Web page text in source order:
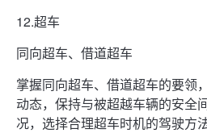
12.超车
同向超车、借道超车
掌握同向超车、借道超车的要领
动态，保持与被超越车辆的安全
况，选择合理超车时机的驾驶方